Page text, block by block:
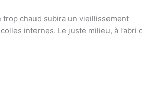
trop chaud subira un vieillissement
internes. Le juste milieu, à l’abri